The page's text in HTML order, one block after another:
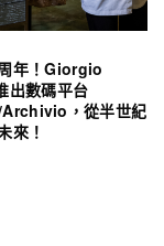
年！Giorgio
出數碼平台
，從半世紀
來！